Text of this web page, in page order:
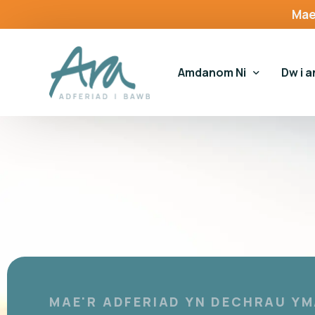
Amdanom Ni Dw i
MAE'R ADFERIAD YN DECHRAU